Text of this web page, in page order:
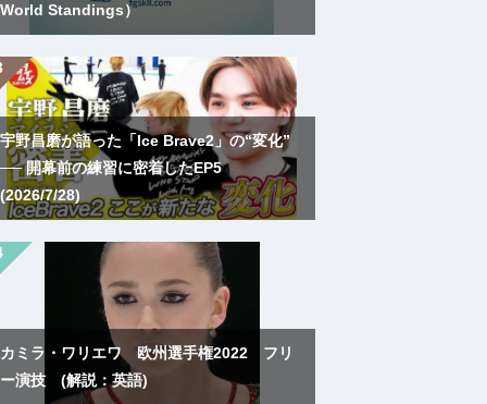
World Standings）
宇野昌磨が語った「Ice Brave2」の“変化”
── 開幕前の練習に密着したEP5
(2026/7/28)
カミラ・ワリエワ 欧州選手権2022 フリ
ー演技 (解説：英語)